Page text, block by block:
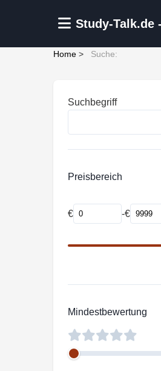
Study-Talk.de
Home > Suche:
Suchbegriff
Preisbereich
Mindestpreis
€ -
Maximalpreis
€
Mindestbewertung